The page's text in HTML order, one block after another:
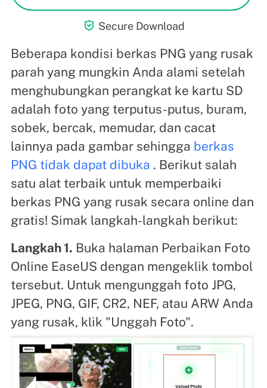
 Secure Download
Beberapa kondisi berkas PNG yang rusak
parah yang mungkin Anda alami setelah
menghubungkan perangkat ke kartu SD
adalah foto yang terputus-putus, buram,
sobek, bercak, memudar, dan cacat
lainnya pada gambar sehingga berkas
PNG tidak dapat dibuka . Berikut salah
satu alat terbaik untuk memperbaiki
berkas PNG yang rusak secara online dan
gratis! Simak langkah-langkah berikut:
Langkah 1. Buka halaman Perbaikan Foto
Online EaseUS dengan mengeklik tombol
tersebut. Untuk mengunggah foto JPG,
JPEG, PNG, GIF, CR2, NEF, atau ARW Anda
yang rusak, klik "Unggah Foto".